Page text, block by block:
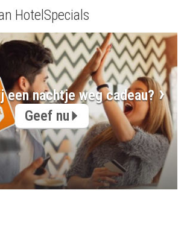
HotelSpecials
een nachtje weg cadeau?
Geef nu